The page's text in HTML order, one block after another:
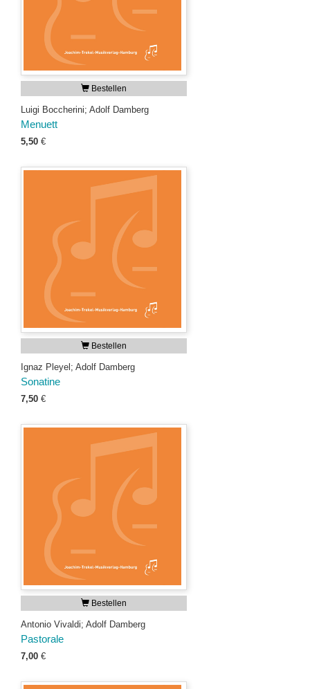
Bestellen
Luigi Boccherini; Adolf Damberg
Menuett
5,50 €
Bestellen
Ignaz Pleyel; Adolf Damberg
Sonatine
7,50 €
Bestellen
Antonio Vivaldi; Adolf Damberg
Pastorale
7,00 €